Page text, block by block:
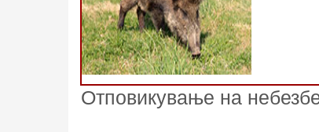
Отповикување на